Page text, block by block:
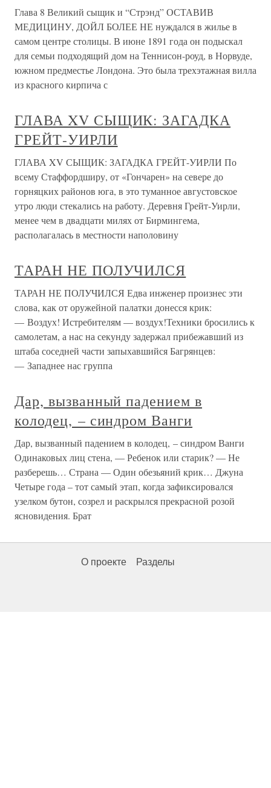
Глава 8 Великий сыщик и “Стрэнд” ОСТАВИВ
МЕДИЦИНУ, ДОЙЛ БОЛЕЕ НЕ нуждался в жилье в
самом центре столицы. В июне 1891 года он подыскал
для семьи подходящий дом на Теннисон-роуд, в Норвуде,
южном предместье Лондона. Это была трехэтажная вилла
из красного кирпича с
ГЛАВА XV СЫЩИК: ЗАГАДКА
ГРЕЙТ-УИРЛИ
ГЛАВА XV СЫЩИК: ЗАГАДКА ГРЕЙТ-УИРЛИ По
всему Стаффордширу, от «Гончарен» на севере до
горняцких районов юга, в это туманное августовское
утро люди стекались на работу. Деревня Грейт-Уирли,
менее чем в двадцати милях от Бирмингема,
располагалась в местности наполовину
ТАРАН НЕ ПОЛУЧИЛСЯ
ТАРАН НЕ ПОЛУЧИЛСЯ Едва инженер произнес эти
слова, как от оружейной палатки донесся крик:
— Воздух! Истребителям — воздух!Техники бросились к
самолетам, а нас на секунду задержал прибежавший из
штаба соседней части запыхавшийся Багрянцев:
— Западнее нас группа
Дар, вызванный падением в
колодец, – синдром Ванги
Дар, вызванный падением в колодец, – синдром Ванги
Одинаковых лиц стена, — Ребенок или старик? — Не
разберешь… Страна — Один обезьяний крик… Джуна
Четыре года – тот самый этап, когда зафиксировался
узелком бутон, созрел и раскрылся прекрасной розой
ясновидения. Брат
О проекте Разделы